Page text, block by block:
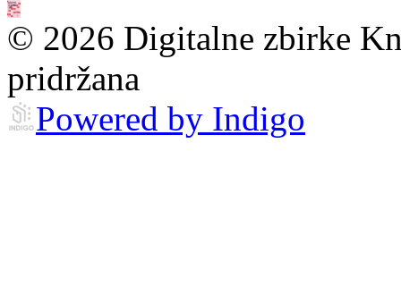
© 2026 Digitalne zbirke
pridržana
Powered by Indigo